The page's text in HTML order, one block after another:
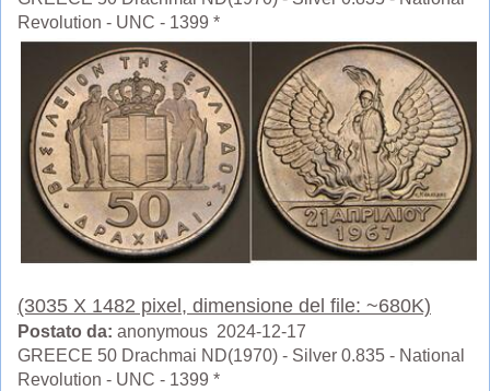
Revolution - UNC - 1399 *
(3035 X 1482 pixel, dimensione del file: ~680K)
Postato da: anonymous 2024-12-17
GREECE 50 Drachmai ND(1970) - Silver 0.835 - National
Revolution - UNC - 1399 *